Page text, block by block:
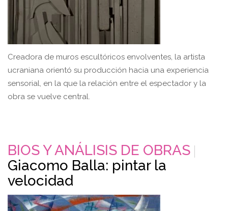
Creadora de muros escultóricos envolventes, la artista
ucraniana orientó su producción hacia una experiencia
sensorial, en la que la relación entre el espectador y la
obra se vuelve central.
BIOS Y ANÁLISIS DE OBRAS
Giacomo Balla: pintar la
velocidad